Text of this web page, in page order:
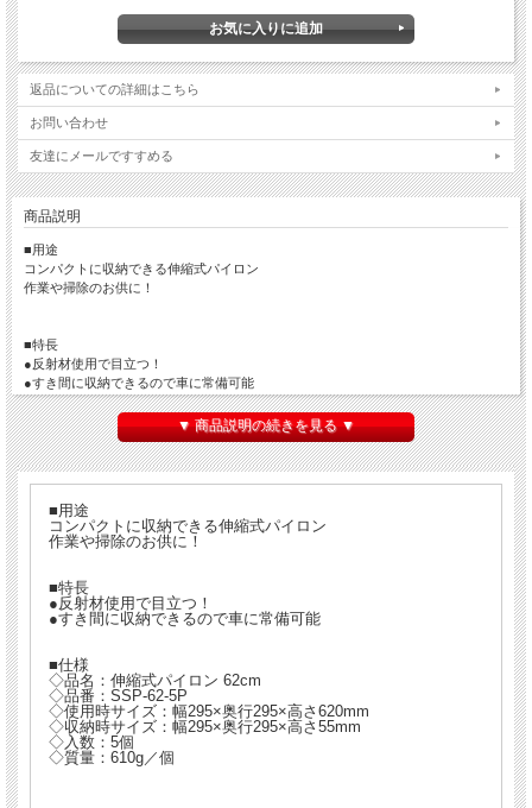
返品についての詳細はこちら
お問い合わせ
友達にメールですすめる
商品説明
■用途
コンパクトに収納できる伸縮式パイロン
作業や掃除のお供に！
■特長
●反射材使用で目立つ！
●すき間に収納できるので車に常備可能
■仕様
◇品名：伸縮式パイロン 62cm
◇収納時サイズ：幅295×奥行295×高さ55mm
◇入数：5個
◇質量：610g／個
日時指定不可商品
こちらの商品は日時指定不可となっております。
▼ 商品説明の続きを見る ▼
■用途
コンパクトに収納できる伸縮式パイロン
作業や掃除のお供に！
■特長
●反射材使用で目立つ！
●すき間に収納できるので車に常備可能
■仕様
◇品名：伸縮式パイロン 62cm
◇品番：SSP-62-5P
◇使用時サイズ：幅295×奥行295×高さ620mm
◇収納時サイズ：幅295×奥行295×高さ55mm
◇入数：5個
◇質量：610g／個